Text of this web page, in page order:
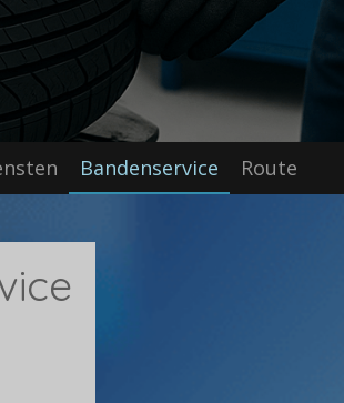
Bandenservice Route